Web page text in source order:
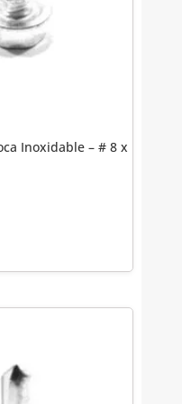
Inoxidable – # 8 x